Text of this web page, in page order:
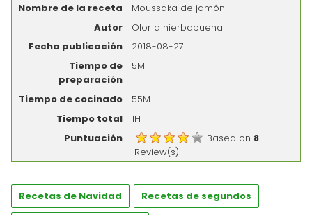
Nombre de la receta
Moussaka de jamón
Autor
Olor a hierbabuena
Fecha publicación
2018-08-27
Tiempo de
preparación
5M
Tiempo de cocinado
55M
Tiempo total
1H
Puntuación
Based on 8
Review(s)
Recetas de Navidad Recetas de segundos